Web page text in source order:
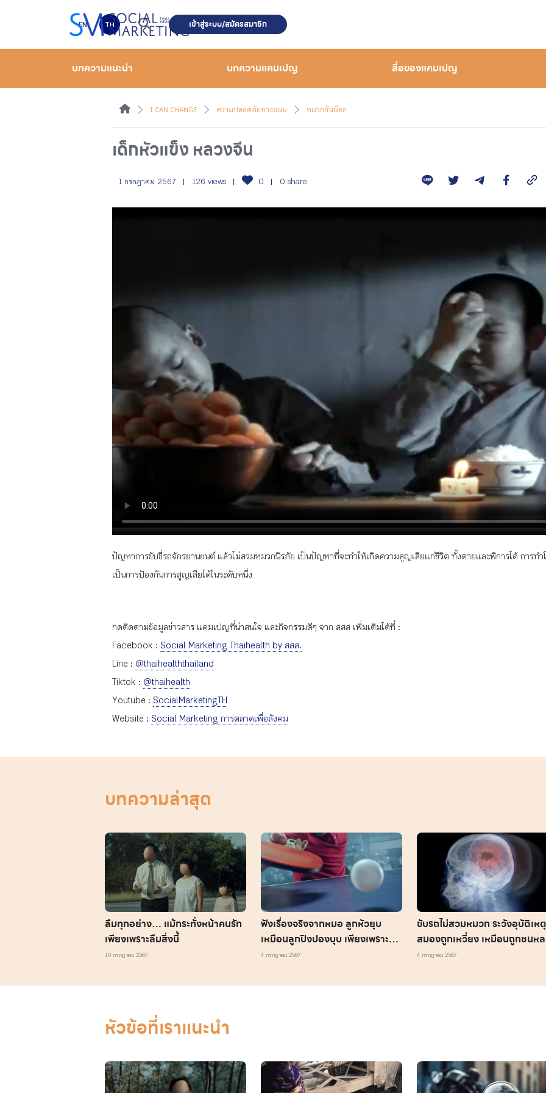
EN TH เข้าสู่ระบบ/สมัครสมาชิก
บทความแนะนำ บทความแคมเปญ สื่อของแคมเปญ
I CAN CHANGE ความปลอดภัยทางถนน หมวกกันน็อก
เด็กหัวแข็ง หลวงจีน
1 กรกฎาคม 2567 126 views 0 0 share
ปัญหาการขับขี่รถจักรยานยนต์ แล้วไม่สวมหมวกนิรภัย เป็นปัญหาที่จะทำให้เกิดความสูญเสียแก่ชีวิต ทั้งตายและพิการได้ การท
เป็นการป้องกันการสูญเสียได้ในระดับหนึ่ง
กดติดตามข้อมูลข่าวสาร แคมเปญที่น่าสนใจ และกิจกรรมดีๆ จาก สสส เพิ่มเติมได้ที่ :
Facebook : Social Marketing Thaihealth by สสส.
Line : @thaihealththailand
Tiktok : @thaihealth
Youtube : SocialMarketingTH
Website : Social Marketing การตลาดเพื่อสังคม
บทความล่าสุด
ลืมทุกอย่าง… แม้กระทั่งหน้าคนรัก
เพียงเพราะลืมสิ่งนี้
10 กรกฎาคม 2567
ฟังเรื่องจริงจากหมอ ลูกหัวยุบ
เหมือนลูกปิงปองบุบ เพียงเพราะพ่อ
แม่ลืมทำสิ่งนี้
4 กรกฎาคม 2567
ขับรถไม่สวมหมวก ระวังอุบัติเหตุ
สมองถูกเหวี่ยง เหมือนถูกชนห
ครั้ง
4 กรกฎาคม 2567
หัวข้อที่เราแนะนำ